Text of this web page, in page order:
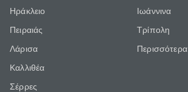
Ηράκλειο
Πειραιάς
Λάρισα
Καλλιθέα
Σέρρες
Ιωάννινα
Τρίπολη
Περισσότερα